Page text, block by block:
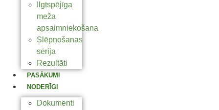
Ilgtspējīga
meža
apsaimniekošana
Slēpņošanas
sērija
Rezultāti
PASĀKUMI
NODERĪGI
Dokumenti